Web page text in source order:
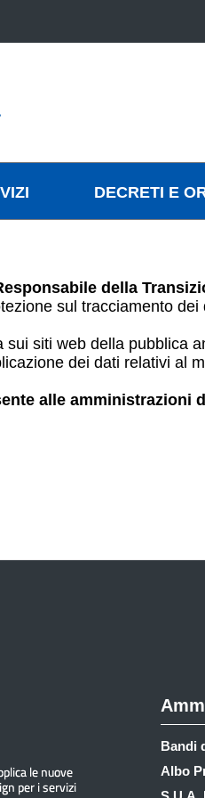
DECRETI E
della
sul tracciamento
siti web della pubblica
dei dati relativi al
alle
Bandi
Albo